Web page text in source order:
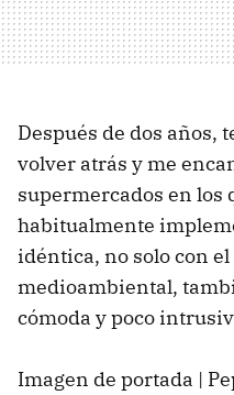
Después de dos años,
volver atrás y me
supermercados en los
habitualmente
idéntica, no solo con
medioambiental,
cómoda y poco
Imagen de portada |